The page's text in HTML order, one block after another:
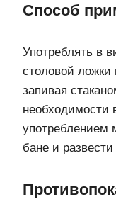
Способ
Употреблять в
столовой
запивая
необходимости
употреблением
бане и